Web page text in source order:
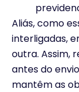
Aliás, como
interligadas,
outra. Assim,
antes do
mantêm as